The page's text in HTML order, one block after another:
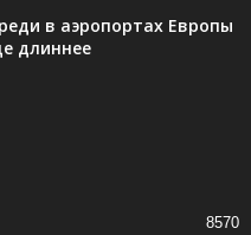
в аэропортах Европы
длиннее
8570